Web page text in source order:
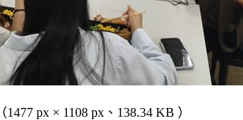
（1477 px × 1108 px、138.34 KB ）